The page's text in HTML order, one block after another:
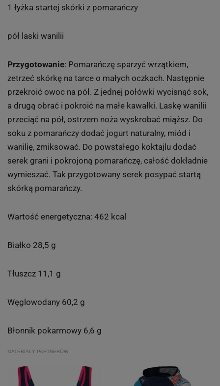
1 łyżka startej skórki z pomarańczy
pół laski wanilii
Przygotowanie: Pomarańczę sparzyć wrzątkiem,
zetrzeć skórkę na tarce o małych oczkach. Następnie
przekroić owoc na pół. Z jednej połówki wycisnąć sok,
a drugą obrać i pokroić na małe kawałki. Laskę wanilii
przeciąć na pół, ostrzem noża wyskrobać miąższ. Do
soku z pomarańczy dodać jogurt naturalny, miód i
wanilię, zmiksować. Do powstałego koktajlu dodać
serek grani i pokrojoną pomarańczę, całość dokładnie
wymieszać. Tak przygotowany serek posypać startą
skórką pomarańczy.
Wartość energetyczna: 462 kcal
Białko 28,5 g
Tłuszcz 11,1 g
Węglowodany 60,2 g
Błonnik pokarmowy 6,6 g
MATERIAŁY PARTNERÓW